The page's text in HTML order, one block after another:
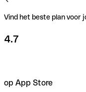
Vind het beste plan voor
4.7
op App Store